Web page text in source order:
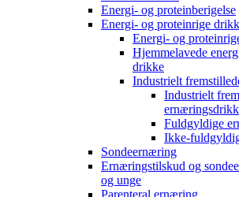
Energi- og proteinberigelse
Energi- og proteinrige
Energi- og
Hjemmelavede
drikke
Industrielt
Industrielt
Fuldgyldige
Ikke-
Sondeernæring
Ernæringstilskud og
og unge
Parenteral ernæring